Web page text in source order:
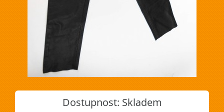
Dostupnost: Skladem